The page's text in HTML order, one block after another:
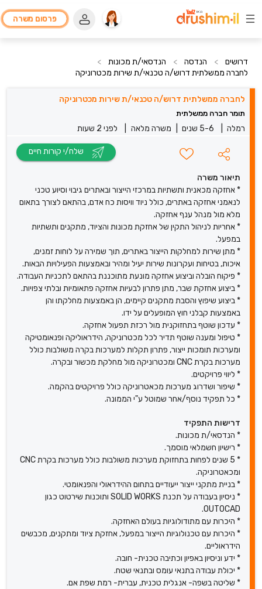
פרסום משרה
דרושים > הנדסה > הנדסאי/ת מכונות
>
לחברה ממשלתית דרוש/ה טכנאי/ת שירות מכטרוניקה
לחברה ממשלתית דרוש/ה טכנאי/ת שירות מכטרוניקה
תומר חברה ממשלתית
רמלה 5-6 שנים משרה מלאה לפני 2 שעות
תיאור משרה
* אחזקה מכאנית ותשתיות במרכזי הייצור ובאתרים גיבוי וסיוע טכני
לנאמני אחזקה באתרים, כולל ניוד וויסות כח אדם, בהתאם לצורך בתאום
מלא מול מנהל ענף אחזקה.
* אחריות לניהול התקין של אחזקת מכונות והציוד, מתקנים ותשתיות
במפעל.
* מתן שירות למחלקות הייצור באתרים, תוך שמירה על לוחות זמנים,
איכות, בטיחות ועקרונות שירות יעיל ומהיר ובאמצעות הפעילויות הבאות.
* פיקוח הובלה וביצוע אחזקה מונעת מתוכננת בהתאם לתכניות העבודה.
* ביצוע אחזקת שבר, מתן פתרון לבעיות אחזקה פתאומיות ובלתי צפויות.
* ביצוע שיפוץ והסבת מתקנים קיימים, הן באמצעות מחלקתו והן
באמצעות קבלני חוץ המופעלים על ידו.
* עדכון שוטף בתחזוקנית מול רכזת תפעול אחזקה.
* טיפול ומענה שוטף תדיר לכל מכטרוניקה, הידראוליקה ופנאומטיקה
ומערכות תומכות ייצור, פתרון תקלות למערכות בקרה משולבות כולל
מערכות בקרת CNC ומכטרוניקה מול מחלקת מכשור ובקרה.
* ליווי פרויקטים.
* שיפור ושדרוג מערכות מכאטרוניקה כולל פרויקטים בהקמה.
* כל תפקיד נוסף/אחר שמוטל ע"י הממונה.
דרישות התפקיד
* הנדסאי/ת מכונות.
* רישיון חשמלאי מוסמך.
* 5 שנים לפחות בתחזוקת מערכות משולבות כולל מערכות בקרת CNC
ומכאטרוניקה.
* בניית מתקני ייצור ייעודיים בתחום ההידראולי והפנאומטי.
* ניסיון בעבודה על תכנת SOLID WORKS ותוכנות שירטוט כגון
OUTOCAD.
* היכרות עם מתודולוגיות בעולם האחזקה.
* היכרות עם טכנולוגיות הייצור במפעל, אחזקת ציוד ומתקנים, מכבשים
הידראוליים.
* ידע וניסיון באפיון וכתיבה טכנית- חובה.
* יכולת עבודה בתנאי עומס ובתנאי שטח.
* שליטה בשפה- אנגלית טכנית, עברית- רמת שפת אם.